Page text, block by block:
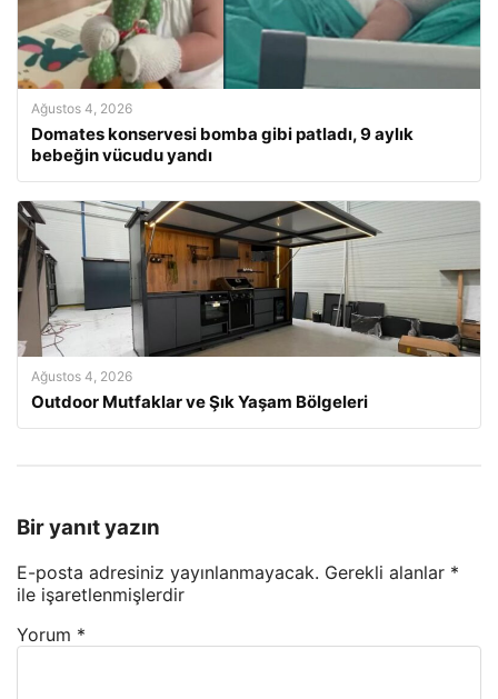
Ağustos 4, 2026
Domates konservesi bomba gibi patladı, 9 aylık
bebeğin vücudu yandı
Ağustos 4, 2026
Outdoor Mutfaklar ve Şık Yaşam Bölgeleri
Bir yanıt yazın
E-posta adresiniz yayınlanmayacak. Gerekli alanlar *
ile işaretlenmişlerdir
Yorum *